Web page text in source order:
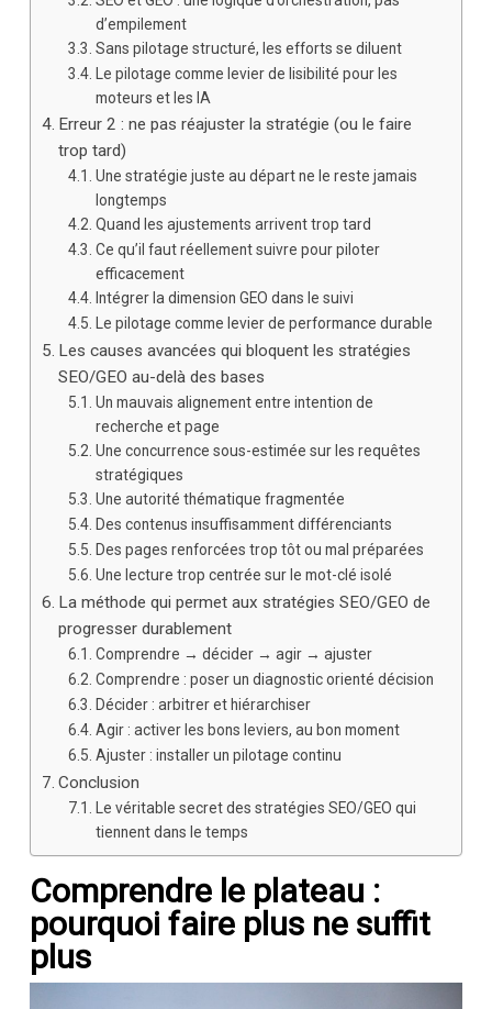
d’empilement
Sans pilotage structuré, les efforts se diluent
Le pilotage comme levier de lisibilité pour les
moteurs et les IA
Erreur 2 : ne pas réajuster la stratégie (ou le faire
trop tard)
Une stratégie juste au départ ne le reste jamais
longtemps
Quand les ajustements arrivent trop tard
Ce qu’il faut réellement suivre pour piloter
efficacement
Intégrer la dimension GEO dans le suivi
Le pilotage comme levier de performance durable
Les causes avancées qui bloquent les stratégies
SEO/GEO au-delà des bases
Un mauvais alignement entre intention de
recherche et page
Une concurrence sous-estimée sur les requêtes
stratégiques
Une autorité thématique fragmentée
Des contenus insuffisamment différenciants
Des pages renforcées trop tôt ou mal préparées
Une lecture trop centrée sur le mot-clé isolé
La méthode qui permet aux stratégies SEO/GEO de
progresser durablement
Comprendre → décider → agir → ajuster
Comprendre : poser un diagnostic orienté décision
Décider : arbitrer et hiérarchiser
Agir : activer les bons leviers, au bon moment
Ajuster : installer un pilotage continu
Conclusion
Le véritable secret des stratégies SEO/GEO qui
tiennent dans le temps
Comprendre le plateau :
pourquoi faire plus ne suffit
plus